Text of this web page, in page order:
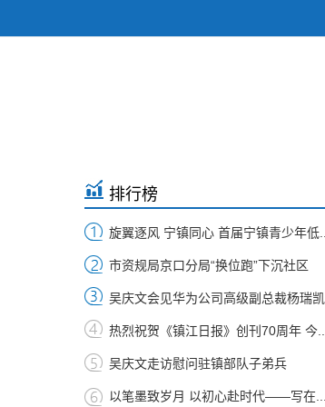
排行榜
旋翼逐风 宁镇同心 首届宁镇青少年低...
市资规局京口分局“换位跑”下沉社区
吴庆文会见华为公司高级副总裁杨瑞凯
热烈祝贺《镇江日报》创刊70周年 今...
吴庆文走访慰问驻镇部队子弟兵
以笔墨致岁月 以初心赴时代——写在...